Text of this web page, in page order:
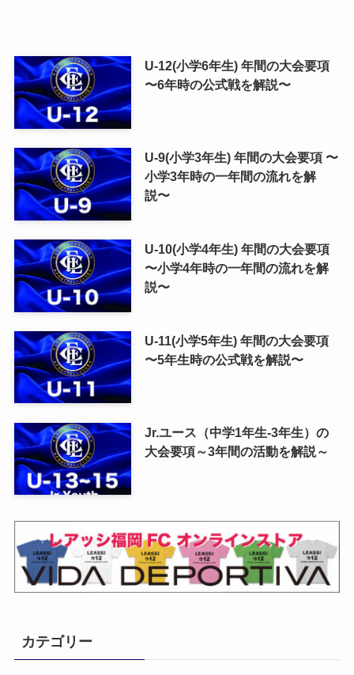
U-12(小学6年生) 年間の大会要項
〜6年時の公式戦を解説〜
U-9(小学3年生) 年間の大会要項 〜
小学3年時の一年間の流れを解
説〜
U-10(小学4年生) 年間の大会要項
〜小学4年時の一年間の流れを解
説〜
U-11(小学5年生) 年間の大会要項
〜5年生時の公式戦を解説〜
Jr.ユース（中学1年生-3年生）の
大会要項～3年間の活動を解説～
カテゴリー